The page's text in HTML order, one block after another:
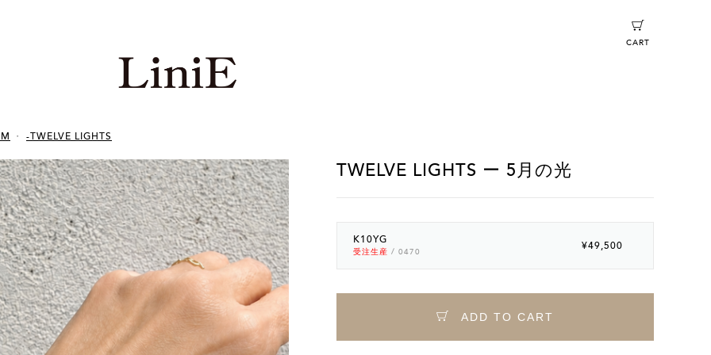
CART
-TWELVE LIGHTS
TWELVE LIGHTS ー 5月の光
K10YG
受注生産 / 0470
¥49,500
ADD TO CART